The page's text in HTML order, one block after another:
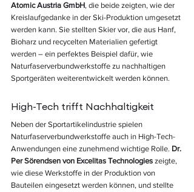
Atomic Austria GmbH, die beide zeigten, wie der
Kreislaufgedanke in der Ski-Produktion umgesetzt
werden kann. Sie stellten Skier vor, die aus Hanf,
Bioharz und recycelten Materialien gefertigt
werden – ein perfektes Beispiel dafür, wie
Naturfaserverbundwerkstoffe zu nachhaltigen
Sportgeräten weiterentwickelt werden können.
High-Tech trifft Nachhaltigkeit
Neben der Sportartikelindustrie spielen
Naturfaserverbundwerkstoffe auch in High-Tech-
Anwendungen eine zunehmend wichtige Rolle. Dr.
Per Sörendsen von Excelitas Technologies zeigte,
wie diese Werkstoffe in der Produktion von
Bauteilen eingesetzt werden können, und stellte